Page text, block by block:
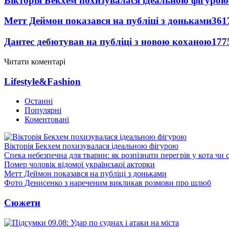
Метт Деймон показався на публіці з доньками
Дантес дебютував на публіці з новою коханою
Читати коментарі
Lifestyle&Fashion
Останні
Популярні
Коментовані
Вікторія Бекхем похизувалася ідеальною фігурою
Спека небезпечна для тварин: як розпізнати перегрів у кота чи
Помер чоловік відомої української акторки
Метт Деймон показався на публіці з доньками
Фото Денисенко з нареченим викликав розмови про шлюб
Сюжети